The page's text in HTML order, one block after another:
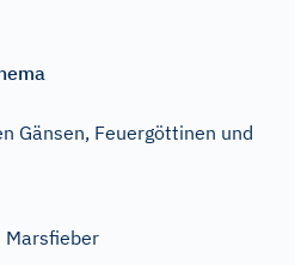
Gänsen, Feuergöttinen und
Marsfieber